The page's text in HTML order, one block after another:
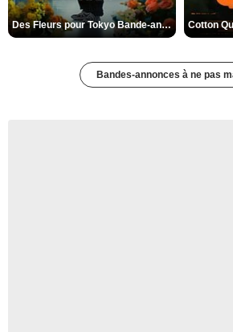
Des Fleurs pour Tokyo Bande-annonce VO STFR
Bandes-annonces à ne pas